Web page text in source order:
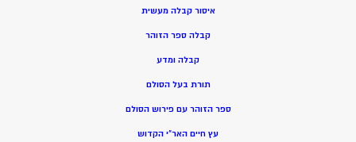
איסור קבלה מעשית
קבלה ספר הזוהר
קבלה ומדע
תורת בעל הסולם
ספר הזוהר עם פירוש הסולם
עץ חיים האר”י הקדוש